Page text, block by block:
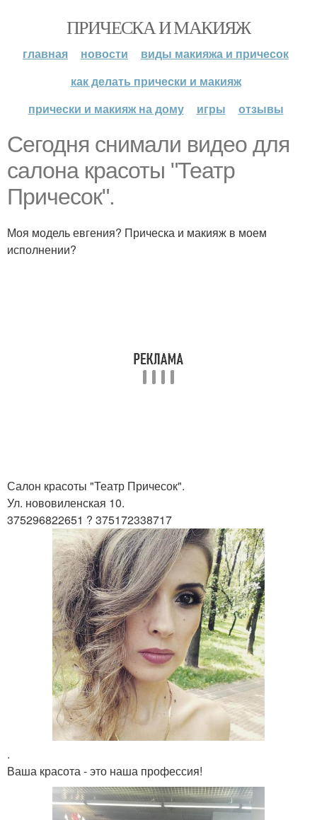
ПРИЧЕСКА И МАКИЯЖ
главная новости
виды макияжа и причесок
как делать прически и макияж
прически и макияж на дому
игры отзывы
Сегодня снимали видео для
салона красоты "Театр
Причесок".
Моя модель евгения? Прическа и макияж в моем
исполнении?
Салон красоты "Театр Причесок".
Ул. нововиленская 10.
375296822651 ? 375172338717
.
Ваша красота - это наша профессия!